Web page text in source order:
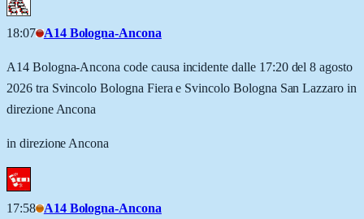
18:07 A14 Bologna-Ancona
A14 Bologna-Ancona code causa incidente dalle 17:20 del 8 agosto
2026 tra Svincolo Bologna Fiera e Svincolo Bologna San Lazzaro in
direzione Ancona
in direzione Ancona
17:58 A14 Bologna-Ancona